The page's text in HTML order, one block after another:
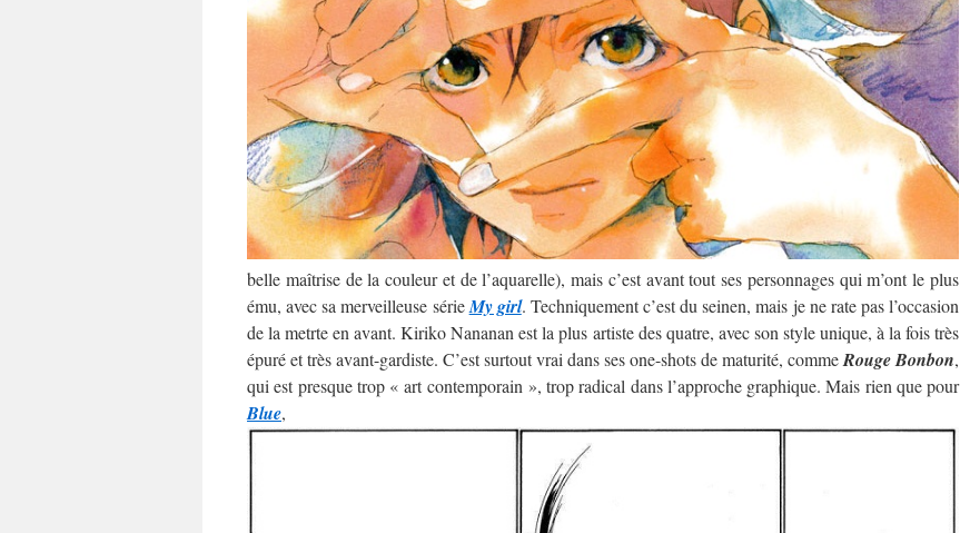
belle maîtrise de la couleur et de l’aquarelle), mais c’est avant tout ses personnages qui m’ont le plus
ému, avec sa merveilleuse sérieMy girl. Techniquement c’est du seinen, mais je ne rate pas l’occasion
de la metrte en avant. Kiriko Nananan est la plus artiste des quatre, avec son style unique, à la fois très
épuré et très avant-gardiste. C’est surtout vrai dans ses one-shots de maturité, commeRouge Bonbon,
qui est presque trop « art contemporain », trop radical dans l’approche graphique. Mais rien que pour
Blue,